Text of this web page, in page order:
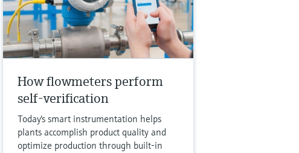
How flowmeters perform
self-verification
Today's smart instrumentation helps
plants accomplish product quality and
optimize production through built-in